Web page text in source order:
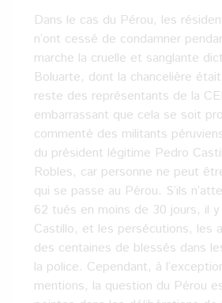
Dans le cas du Pérou, les
n’ont cessé de condamner
marche la cruelle et sanglante
Boluarte, dont la chancelière
reste des représentants de la
embarrassant que cela se soit
commenté des militants
du président légitime Pedro
Robles, car personne ne peut
qui se passe au Pérou. S’ils
62 tués en moins de 30 jours, il
Castillo, et les persécutions, les
des centaines de blessés dans
la police. Cependant, à
mentions, la question du Pérou